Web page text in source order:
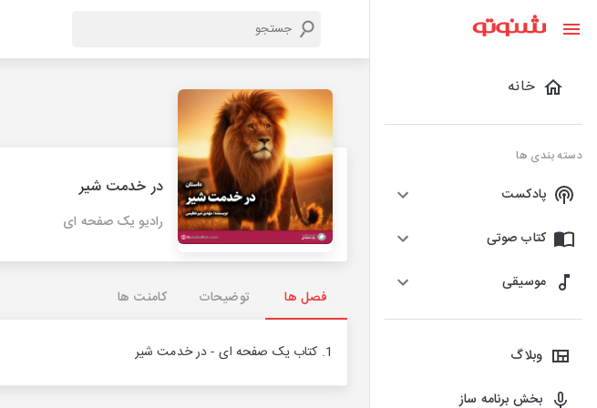
خانه
دسته بندی ها
پادکست
کتاب صوتی
موسیقی
وبلاگ
بخش برنامه ساز
در خدمت شیر
رادیو یک صفحه ای
فصل ها توضیحات کامنت ها
1. کتاب یک صفحه ای - در خدمت شیر